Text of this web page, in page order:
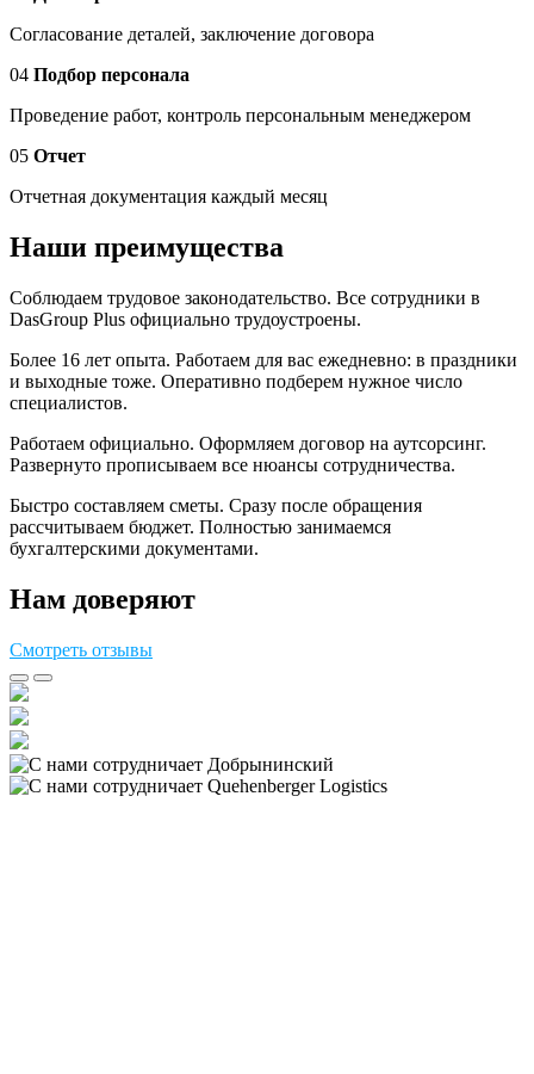
Согласование деталей, заключение договора
04 Подбор персонала
Проведение работ, контроль персональным менеджером
05 Отчет
Отчетная документация каждый месяц
Наши преимущества
Соблюдаем трудовое законодательство. Все сотрудники в
DasGroup Plus официально трудоустроены.
Более 16 лет опыта. Работаем для вас ежедневно: в праздники
и выходные тоже. Оперативно подберем нужное число
специалистов.
Работаем официально. Оформляем договор на аутсорсинг.
Развернуто прописываем все нюансы сотрудничества.
Быстро составляем сметы. Сразу после обращения
рассчитываем бюджет. Полностью занимаемся
бухгалтерскими документами.
Нам доверяют
Смотреть отзывы